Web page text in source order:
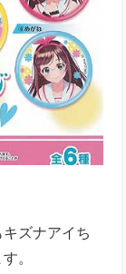
ズナアイち
。